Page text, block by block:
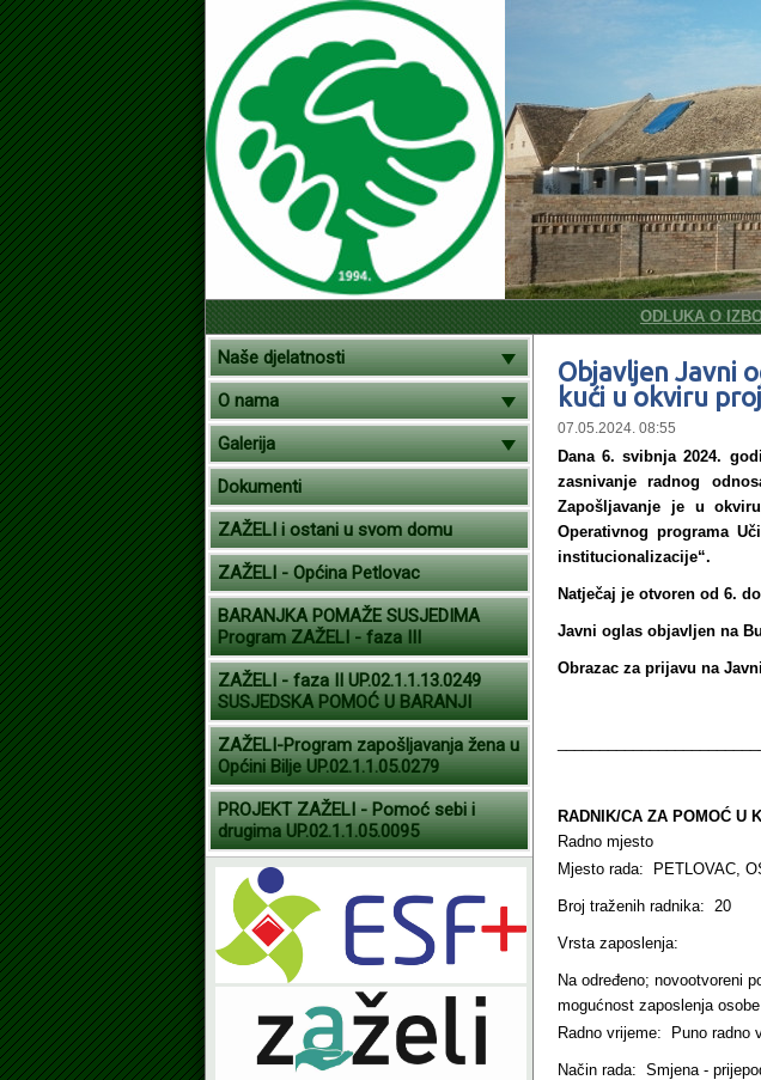
ODLUKA O IZBORU
Naše djelatnosti
O nama
Galerija
Dokumenti
ZAŽELI i ostani u svom domu
ZAŽELI - Općina Petlovac
BARANJKA POMAŽE SUSJEDIMA
Program ZAŽELI - faza III
ZAŽELI - faza II UP.02.1.1.13.0249
SUSJEDSKA POMOĆ U BARANJI
ZAŽELI-Program zapošljavanja žena u
Općini Bilje UP.02.1.1.05.0279
PROJEKT ZAŽELI - Pomoć sebi i
drugima UP.02.1.1.05.0095
Objavljen Javni
kući u okviru
07.05.2024. 08:55
Dana 6. svibnja 2024.
zasnivanje radnog
Zapošljavanje je u
Operativnog programa
institucionalizacije“.
Natječaj je otvoren od 6.
Javni oglas objavljen na
Obrazac za prijavu na
RADNIK/CA ZA POMOĆ U
Radno mjesto
Mjesto rada: PETLOVAC,
Broj traženih radnika: 20
Vrsta zaposlenja:
Na određeno; novootvoreni
mogućnost zaposlenja
Radno vrijeme: Puno radno
Način rada: Smjena -